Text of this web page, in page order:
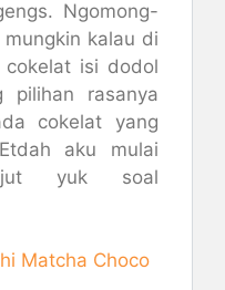
Ngomong-
kalau di
cokelat isi dodol
pilihan rasanya
cokelat yang
aku mulai
yuk soal
Matcha Choco